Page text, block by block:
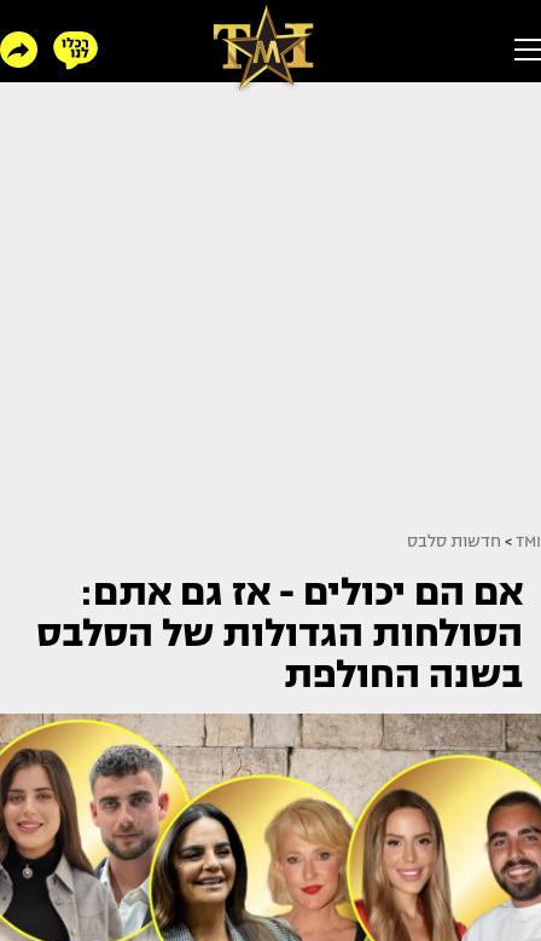
TMI
> חדשות סלבס
אם הם יכולים - אז גם אתם:
הסולחות הגדולות של הסלבס
בשנה החולפת